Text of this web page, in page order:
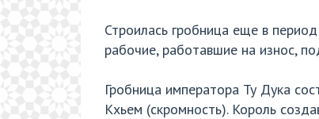
Строилась гробница еще в
рабочие, работавшие на износ,
Гробница императора Ту Дука
Кхьем (скромность). Король